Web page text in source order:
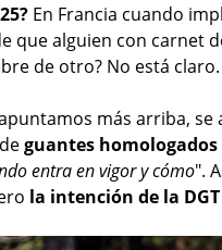
En Francia cuando
que alguien con carnet
de otro? No está claro.
más arriba,
guantes homologados
entra en vigor y cómo".
la intención de la